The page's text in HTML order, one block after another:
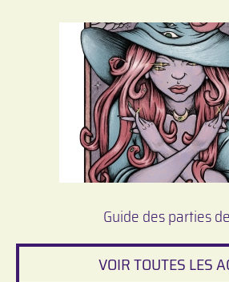
Guide des parties
VOIR TOUTES LES